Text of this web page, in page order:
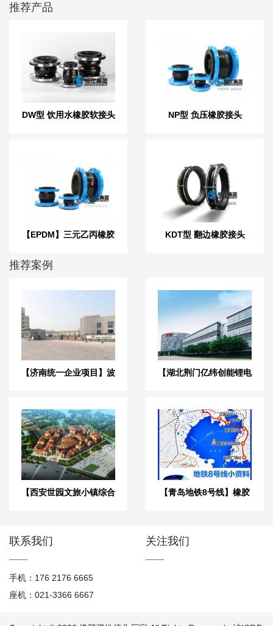
推荐产品
DW型 饮用水橡胶软接头 NP型 负压橡胶接头
【EPDM】三元乙丙橡胶
KDT型 翻边橡胶接头
推荐案例
【济南统一企业项目】波
【湖北荆门亿纬创能锂电
【西安世园文旅小镇综合
【青岛地铁8号线】橡胶
联系我们
手机：176 2176 6665
座机：021-3366 6667
关注我们